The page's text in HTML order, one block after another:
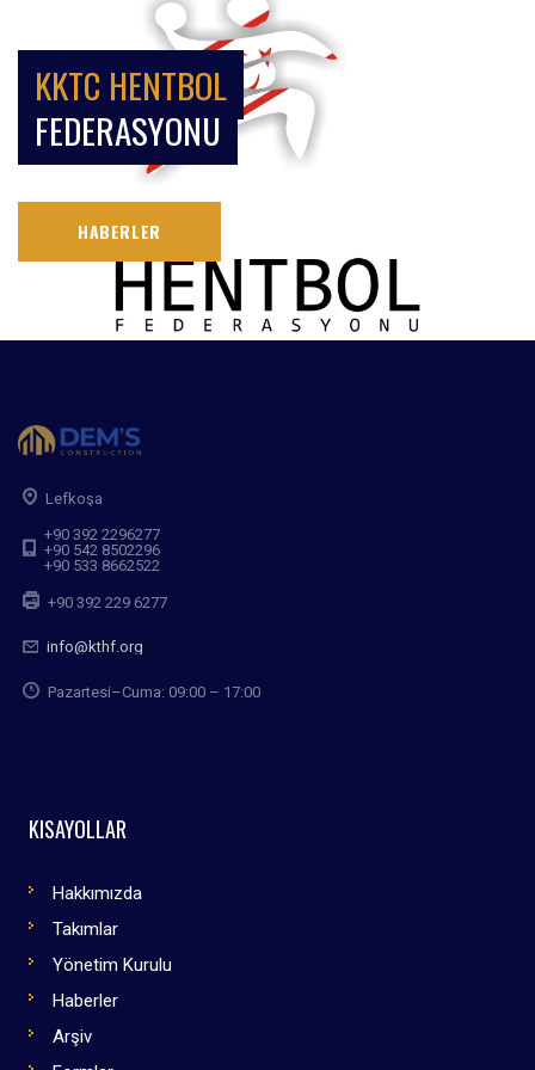
KKTC HENTBOL
FEDERASYONU
HABERLER
Lefkoşa
+90 392 2296277
+90 542 8502296
+90 533 8662522
+90 392 229 6277
info@kthf.org
Pazartesi–Cuma: 09:00 – 17:00
KISAYOLLAR
Hakkımızda
Takımlar
Yönetim Kurulu
Haberler
Arşiv